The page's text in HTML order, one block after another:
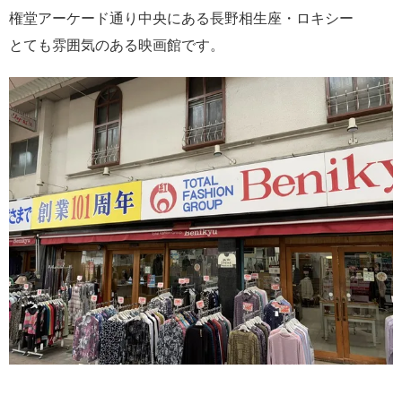
権堂アーケード通り中央にある長野相生座・ロキシー
とても雰囲気のある映画館です。